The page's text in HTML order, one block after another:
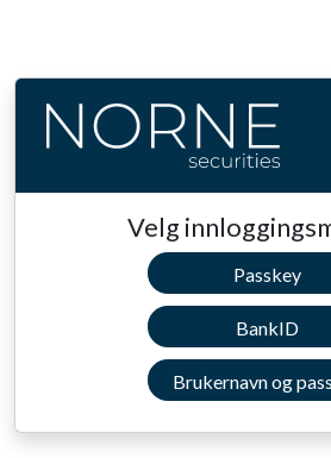
Velg
Passkey
BankID
Brukernavn og